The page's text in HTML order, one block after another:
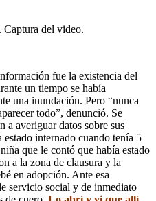
del video.
fue la existencia del
un tiempo se había
una inundación. Pero “nunca
todo”, denunció. Se
a averiguar datos sobre sus
internado cuando tenía 5
que le contó que había estado
a la zona de clausura y la
en adopción. Ante esa
servicio social y de inmediato